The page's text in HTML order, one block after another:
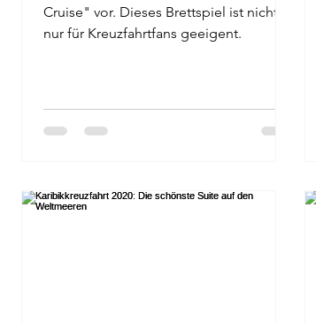
Cruise" vor. Dieses Brettspiel ist nicht
nur für Kreuzfahrtfans geeigent.